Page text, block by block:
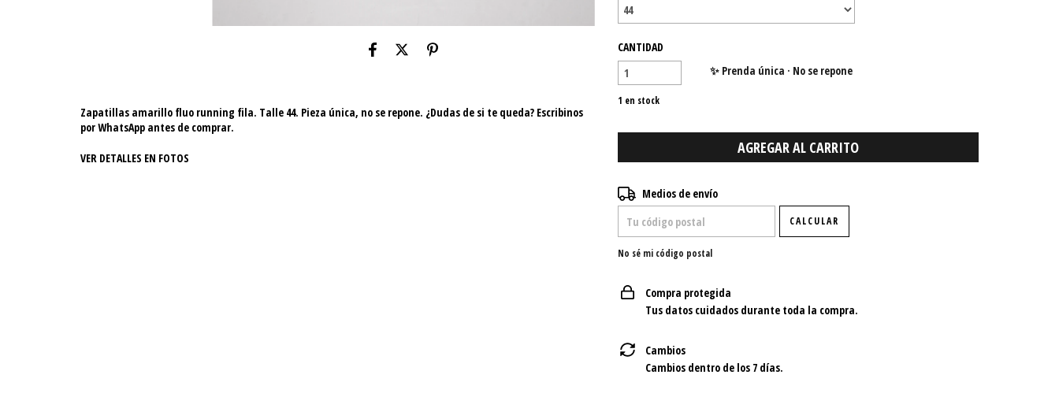
Zapatillas amarillo fluo running fila. Talle 44. Pieza única, no se repone. ¿Dudas de si te queda? Escribinos
por WhatsApp antes de comprar.
VER DETALLES EN FOTOS
CANTIDAD
1 en stock
✨ Prenda única · No se repone
Entregas para el CP:
Medios de envío
CALCULAR
No sé mi código postal
Compra protegida
Tus datos cuidados durante toda la compra.
Cambios
Cambios dentro de los 7 días.